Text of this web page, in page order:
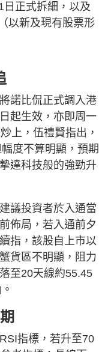
日正式拆細，以及
以新及現有股票形
諾比侃正式調入港
起生效，亦即周一
上，伍禮賢指出，
度不算明顯，預期
達科技般的強勁升
議投資者於入通當
佈局，若入通前夕
指，該股自上市以
貨區不明顯，阻力
至20天線約55.45
指標，若升至70